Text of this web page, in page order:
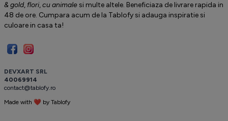
& gold, flori,cu animalesi multe altele. Beneficiaza de livrare rapida in
48 de ore. Cumpara acum de la Tablofy si adauga inspiratie si
culoare in casa ta!
DEVXART SRL
40069914
contact@tablofy.ro
Made with ❤ by Tablofy